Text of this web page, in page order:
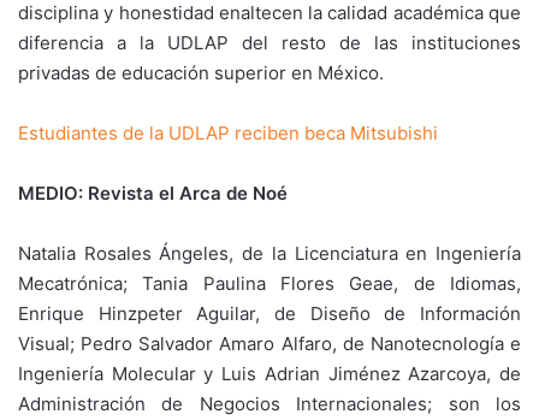
disciplina y honestidad enaltecen la calidad académica que
diferencia a la UDLAP del resto de las instituciones
privadas de educación superior en México.
Estudiantes de la UDLAP reciben beca Mitsubishi
MEDIO: Revista el Arca de Noé
Natalia Rosales Ángeles, de la Licenciatura en Ingeniería
Mecatrónica; Tania Paulina Flores Geae, de Idiomas,
Enrique Hinzpeter Aguilar, de Diseño de Información
Visual; Pedro Salvador Amaro Alfaro, de Nanotecnología e
Ingeniería Molecular y Luis Adrian Jiménez Azarcoya, de
Administración de Negocios Internacionales; son los